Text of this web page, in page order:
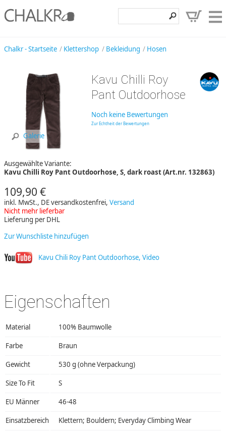
Entdecken
Chalkr - Startseite Klettershop Bekleidung Hosen
Galerie
Kavu Chilli Roy
Pant Outdoorhose
Noch keine Bewertungen
Zur Echtheit der Bewertungen
Ausgewählte Variante:
Kavu Chilli Roy Pant Outdoorhose, S, dark roast (Art.nr. 132863)
109,90 €
inkl. MwSt., DE versandkostenfrei, Versand
Nicht mehr lieferbar
Lieferung per DHL
Zur Wunschliste hinzufügen
Kavu Chili Roy Pant Outdoorhose, Video
Eigenschaften
Material 100% Baumwolle
Farbe Braun
Gewicht 530 g (ohne Verpackung)
Size To Fit S
EU Männer 46-48
Einsatzbereich Klettern; Bouldern; Everyday Climbing Wear